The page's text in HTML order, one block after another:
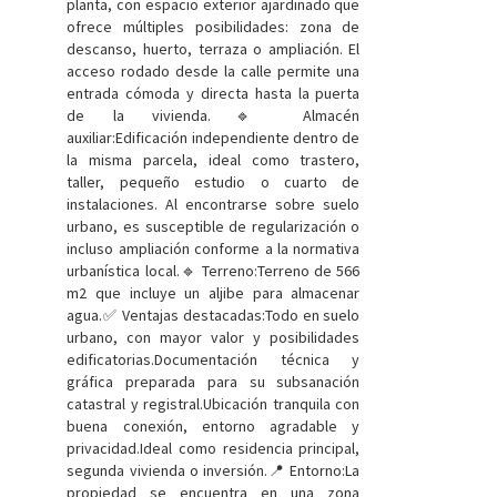
planta, con espacio exterior ajardinado que
ofrece múltiples posibilidades: zona de
descanso, huerto, terraza o ampliación. El
acceso rodado desde la calle permite una
entrada cómoda y directa hasta la puerta
de la vivienda.🔹 Almacén
auxiliar:Edificación independiente dentro de
la misma parcela, ideal como trastero,
taller, pequeño estudio o cuarto de
instalaciones. Al encontrarse sobre suelo
urbano, es susceptible de regularización o
incluso ampliación conforme a la normativa
urbanística local.🔹 Terreno:Terreno de 566
m2 que incluye un aljibe para almacenar
agua.✅ Ventajas destacadas:Todo en suelo
urbano, con mayor valor y posibilidades
edificatorias.Documentación técnica y
gráfica preparada para su subsanación
catastral y registral.Ubicación tranquila con
buena conexión, entorno agradable y
privacidad.Ideal como residencia principal,
segunda vivienda o inversión.📍 Entorno:La
propiedad se encuentra en una zona